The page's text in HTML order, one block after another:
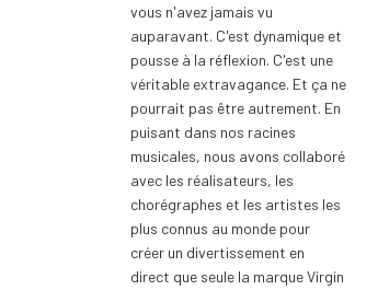
vous n'avez jamais vu
auparavant. C'est dynamique et
pousse à la réflexion. C'est une
véritable extravagance. Et ça ne
pourrait pas être autrement. En
puisant dans nos racines
musicales, nous avons collaboré
avec les réalisateurs, les
chorégraphes et les artistes les
plus connus au monde pour
créer un divertissement en
direct que seule la marque Virgin